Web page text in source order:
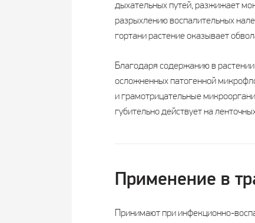
дыхательных путей, разжижает
разрыхлению воспалительных
гортани растение оказывает
Благодаря содержанию в
осложненных патогенной
и грамотрицательные
губительно действует на
Применение в
Принимают при инфекционно-